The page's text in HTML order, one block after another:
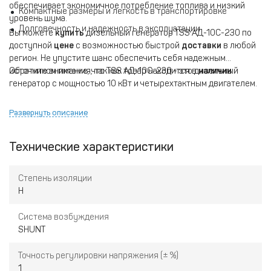
обеспечивает экономичное потребление топлива и низкий
уровень шума.
Компактные размеры и легкость в транспортировке
Долговечность и надежность в эксплуатации
Вы можетекупитьдизельный генератор TSS АД-10С-230 по
доступной цене с возможностью быстрой доставки в любой
регион. Не упустите шанс обеспечить себя надежным
источником питания, так как товар находится вналичии.
Обратите внимание, что TSS АД-10С-230 - это дизельный
генератор с мощностью 10 кВт и четырехтактным двигателем.
Развернуть описание
Технические характеристики
Степень изоляции
H
Система возбуждения
SHUNT
Точность регулировки напряжения (± %)
1